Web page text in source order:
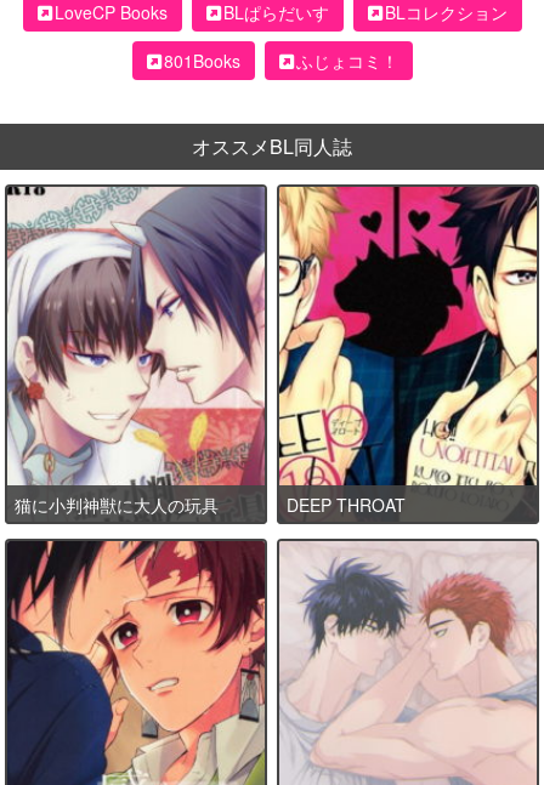
LoveCP Books BLぱらだいす
BLコレクション
801Books
ふじょコミ！
オススメBL同人誌
猫に小判神獣に大人の玩具 DEEP THROAT